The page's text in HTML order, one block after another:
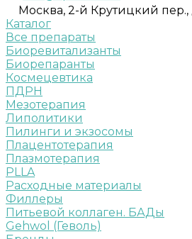
Москва, 2-й Крутицкий пер.,
Каталог
Все препараты
Биоревитализанты
Биорепаранты
Космецевтика
ПДРН
Мезотерапия
Липолитики
Пилинги и экзосомы
Плацентотерапия
Плазмотерапия
PLLA
Расходные материалы
Филлеры
Питьевой коллаген. БАДы
Gehwol (Геволь)